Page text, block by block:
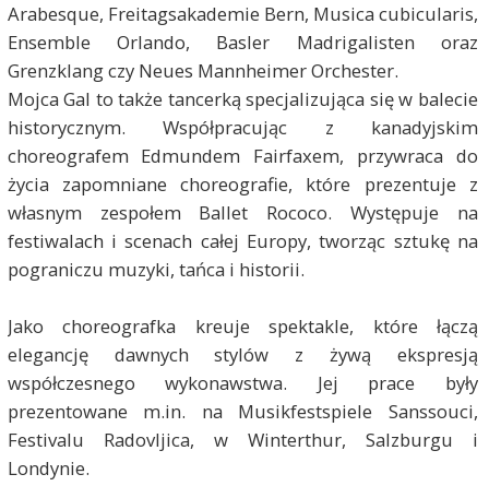
Arabesque, Freitagsakademie Bern, Musica cubicularis,
Ensemble Orlando, Basler Madrigalisten oraz
Grenzklang czy Neues Mannheimer Orchester.
Mojca Gal to także tancerką specjalizująca się w balecie
historycznym. Współpracując z kanadyjskim
choreografem Edmundem Fairfaxem, przywraca do
życia zapomniane choreografie, które prezentuje z
własnym zespołem Ballet Rococo. Występuje na
festiwalach i scenach całej Europy, tworząc sztukę na
pograniczu muzyki, tańca i historii.
Jako choreografka kreuje spektakle, które łączą
elegancję dawnych stylów z żywą ekspresją
współczesnego wykonawstwa. Jej prace były
prezentowane m.in. na Musikfestspiele Sanssouci,
Festivalu Radovljica, w Winterthur, Salzburgu i
Londynie.